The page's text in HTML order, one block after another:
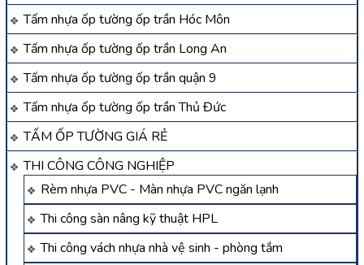
Tấm nhựa ốp tường ốp trần Hóc Môn
Tấm nhựa ốp tường ốp trần Long An
Tấm nhựa ốp tường ốp trần quận 9
Tấm nhựa ốp tường ốp trần Thủ Đức
TẤM ỐP TƯỜNG GIÁ RẺ
THI CÔNG CÔNG NGHIỆP
Rèm nhựa PVC - Màn nhựa PVC ngăn lạnh
Thi công sàn nâng kỹ thuật HPL
Thi công vách nhựa nhà vệ sinh - phòng tắm